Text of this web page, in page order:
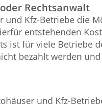
Rechtsanwalt
und Kfz-Betriebe die
entstehenden
ist für viele Betriebe
bezahlt werden
und Kfz-